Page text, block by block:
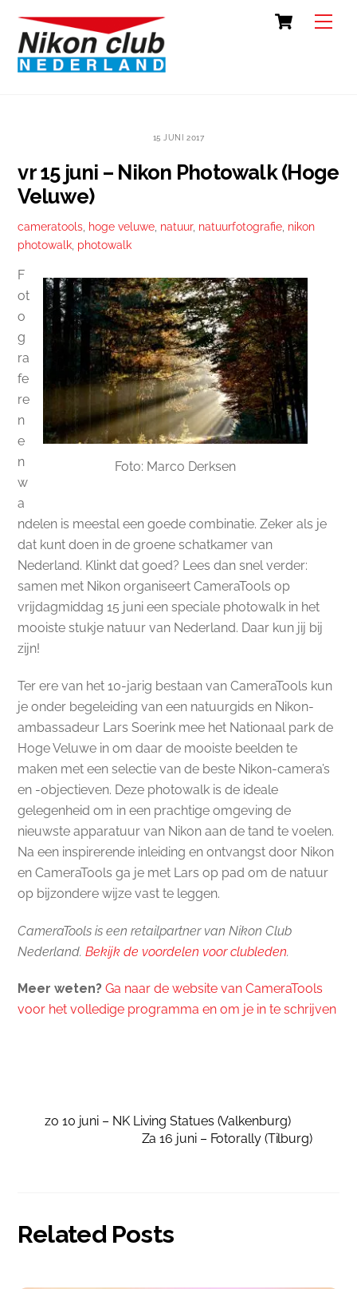
content
Cart
15 JUNI 2017
vr 15 juni – Nikon Photowalk (Hoge
Veluwe)
cameratools hoge veluwe natuur, natuurfotografie nikon
photowalk photowalk
Foto: Marco Derksen
F
ot
o
g
ra
fe
re
n
e
n
w
a
ndelen is meestal een goede combinatie. Zeker als je
dat kunt doen in de groene schatkamer van
Nederland. Klinkt dat goed? Lees dan snel verder:
samen met Nikon organiseert CameraTools op
vrijdagmiddag 15 juni een speciale photowalk in het
mooiste stukje natuur van Nederland. Daar kun jij bij
zijn!
Ter ere van het 10-jarig bestaan van CameraTools kun
je onder begeleiding van een natuurgids en Nikon-
ambassadeur Lars Soerink mee het Nationaal park de
Hoge Veluwe in om daar de mooiste beelden te
maken met een selectie van de beste Nikon-camera’s
en -objectieven. Deze photowalk is de ideale
gelegenheid om in een prachtige omgeving de
nieuwste apparatuur van Nikon aan de tand te voelen.
Na een inspirerende inleiding en ontvangst door Nikon
en CameraTools ga je met Lars op pad om de natuur
op bijzondere wijze vast te leggen.
CameraTools is een retailpartner van Nikon Club
Nederland.Bekijk de voordelen voor clubleden.
Meer weten? Ga naar de website van CameraTools
voor het volledige programma en om je in te schrijven
zo 10 juni – NK Living Statues (Valkenburg)
Za 16 juni – Fotorally (Tilburg)
Related Posts